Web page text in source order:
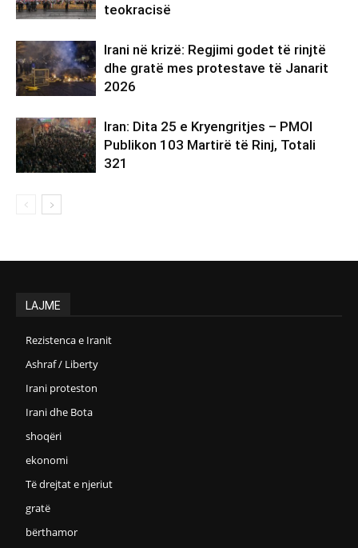
teokracisë
Irani në krizë: Regjimi godet të rinjtë
dhe gratë mes protestave të Janarit
2026
Iran: Dita 25 e Kryengritjes – PMOI
Publikon 103 Martirë të Rinj, Totali
321
LAJME
Rezistenca e Iranit
Ashraf / Liberty
Irani proteston
Irani dhe Bota
shoqëri
ekonomi
Të drejtat e njeriut
gratë
bërthamor